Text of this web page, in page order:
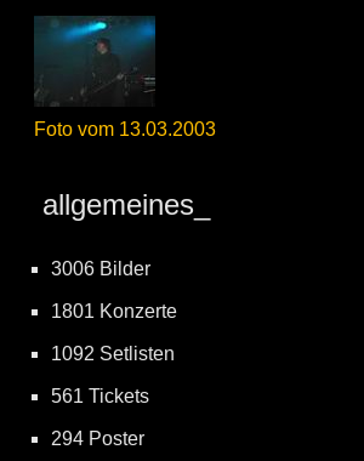
Foto vom 13.03.2003
allgemeines_
3006 Bilder
1801 Konzerte
1092 Setlisten
561 Tickets
294 Poster